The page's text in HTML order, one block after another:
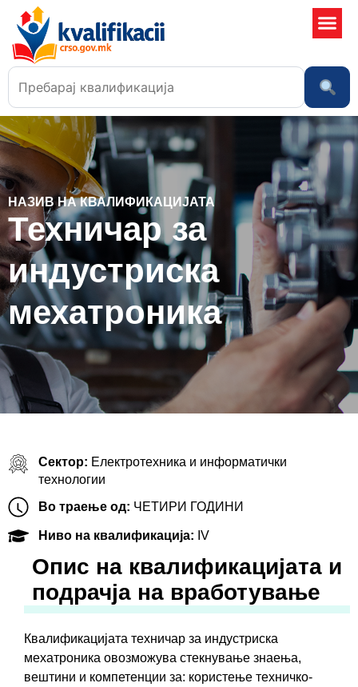
НАЗИВ НА КВАЛИФИКАЦИЈАТА
Техничар за
индустриска
мехатроника
Сектор: Електротехника и информатички
технологии
Во траење од: ЧЕТИРИ ГОДИНИ
Ниво на квалификација: IV
Oпис на квалификацијата и
подрачја на вработување
Квалификацијата техничар за индустриска
мехатроника овозможува стекнување знаењa,
вештини и компетенции за: користење техничко-